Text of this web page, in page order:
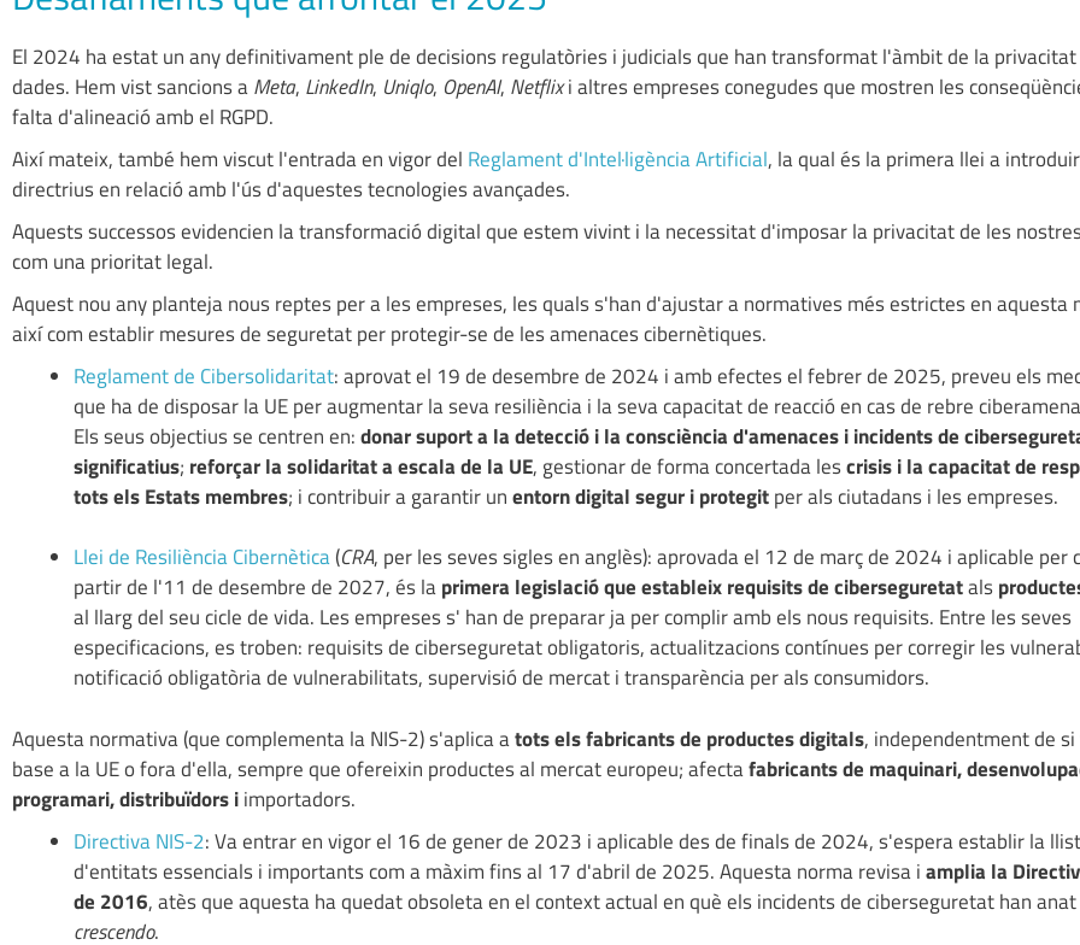
El 2024 ha estat un any definitivament ple de decisions regulatòries i judicials que han transformat l'àmbit de la
dades. Hem vist sancions aMeta, LinkedIn, Uniqlo, OpenAI, Netflixi altres empreses conegudes que mostren les
falta d'alineació amb el RGPD.
Així mateix, també hem viscut l'entrada en vigor del Reglament d'Intel·ligència Artificial, la qual és la primera llei a
directrius en relació amb l'ús d'aquestes tecnologies avançades.
Aquests successos evidencien la transformació digital que estem vivint i la necessitat d'imposar la privacitat de les
com una prioritat legal.
Aquest nou any planteja nous reptes per a les empreses, les quals s'han d'ajustar a normatives més estrictes en aquesta
així com establir mesures de seguretat per protegir-se de les amenaces cibernètiques.
Reglament de Cibersolidaritat: aprovat el 19 de desembre de 2024 i amb efectes el febrer de 2025, preveu els
que ha de disposar la UE per augmentar la seva resiliència i la seva capacitat de reacció en cas de rebre
Els seus objectius se centren en:donar suport a la detecció i la consciència d'amenaces i incidents de
significatius; reforçar la solidaritat a escala de la UE, gestionar de forma concertada lescrisis i la capacitat de
tots els Estats membres; i contribuir a garantir unentorn digital segur i protegitper als ciutadans i les empreses.
Llei de Resiliència Cibernètica(CRA, per les seves sigles en anglès): aprovada el 12 de març de 2024 i aplicable per
partir de l'11 de desembre de 2027, és laprimera legislació que estableix requisits de ciberseguretatals
al llarg del seu cicle de vida. Les empreses s' han de preparar ja per complir amb els nous requisits. Entre les seves
especificacions, es troben: requisits de ciberseguretat obligatoris, actualitzacions contínues per corregir les
notificació obligatòria de vulnerabilitats, supervisió de mercat i transparència per als consumidors.
Aquesta normativa (que complementa la NIS-2) s'aplica atots els fabricants de productes digitals, independentment de
base a la UE o fora d'ella, sempre que ofereixin productes al mercat europeu; afectafabricants de maquinari,
programari, distribuïdors iimportadors.
Directiva NIS-2: Va entrar en vigor el 16 de gener de 2023 i aplicable des de finals de 2024, s'espera establir la
d'entitats essencials i importants com a màxim fins al 17 d'abril de 2025. Aquesta norma revisa iamplia la
de 2016, atès que aquesta ha quedat obsoleta en el context actual en què els incidents de ciberseguretat han anat
crescendo.